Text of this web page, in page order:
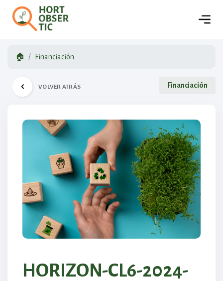
🏠 Financiación
VOLVER ATRÁS Financiación
HORIZON-CL6-2024-